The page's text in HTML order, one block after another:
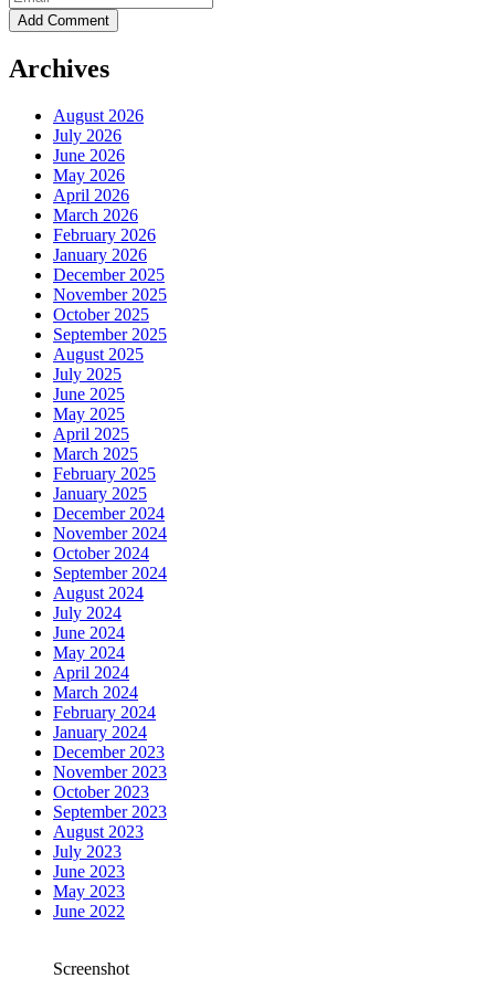
Archives
August 2026
July 2026
June 2026
May 2026
April 2026
March 2026
February 2026
January 2026
December 2025
November 2025
October 2025
September 2025
August 2025
July 2025
June 2025
May 2025
April 2025
March 2025
February 2025
January 2025
December 2024
November 2024
October 2024
September 2024
August 2024
July 2024
June 2024
May 2024
April 2024
March 2024
February 2024
January 2024
December 2023
November 2023
October 2023
September 2023
August 2023
July 2023
June 2023
May 2023
June 2022
Screenshot